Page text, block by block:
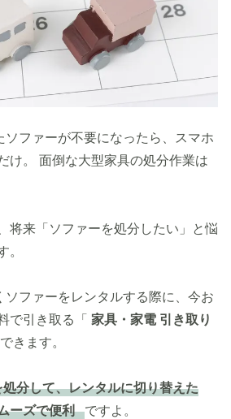
ファーが不要になったら、スマホ
け。 面倒な大型家具の処分作業は
将来「ソファーを処分したい」と悩
。
ソファーをレンタルする際に、今お
で引き取る「 家具・家電 引き取り
きます。
分して、レンタルに切り替えた
ーズで便利 ですよ。